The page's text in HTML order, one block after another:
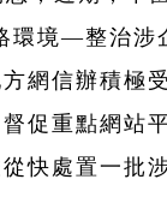
環境—整治涉
網信辦積極
促重點網站
快處置一批